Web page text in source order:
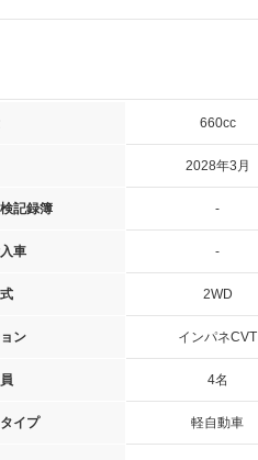
660cc
2028年3月
記録簿 -
車 -
2WD
ン インパネCVT
4名
イプ 軽自動車